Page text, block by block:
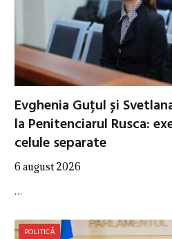
Evghenia Guțul și
la Penitenciarul Rusca:
celule separate
6 august 2026
…
POLITICĂ